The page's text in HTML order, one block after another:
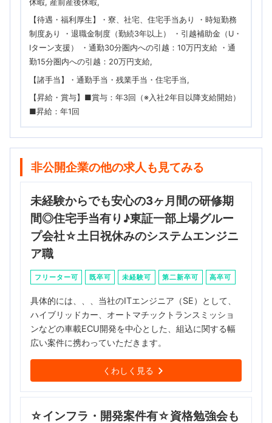
休暇, 産前産後休暇
【待遇・福利厚生】・寮、社宅、住宅手当あり ・時短勤務
制度あり ・退職金制度（勤続3年以上） ・引越補助金（U・
Iターン支援） ・通勤30分圏内への引越：10万円支給 ・通
勤15分圏内への引越：20万円支給
【諸手当】・通勤手当・残業手当・住宅手当
【昇給・賞与】■賞与：年3回（※入社2年目以降支給開始）
■昇給：年1回
非公開企業の他の求人も見てみる
未経験からでも安心の3ヶ月間の研修期
間◎住宅手当有り♪東証一部上場グルー
プ会社☆土日祝休みのシステムエンジニ
ア職
フリーター可 既卒可 未経験可 第二新卒可 高卒可
具体的には、、、当社のITエンジニア（SE）として、
ハイブリッドカー、オートマチックトランスミッショ
ンなどの車載ECU開発を中心とした、組込に関する幅
広い案件に携わっていただきます。
くわしく見る
☆インフラ・開発案件有☆資格勉強会も